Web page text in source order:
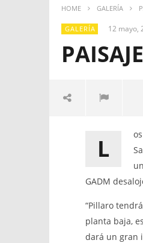
HOME GALERÍA
GALERÍA 12 mayo,
Paisajes Rurales
L
GADM
“Pillaro
planta baja,
dará un gran